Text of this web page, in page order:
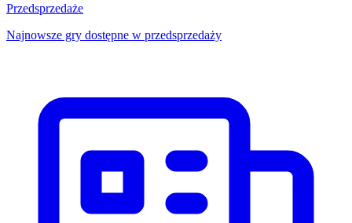
Przedsprzedaże
Najnowsze gry dostępne w przedsprzedaży